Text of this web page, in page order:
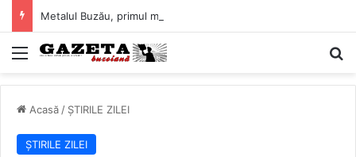
Mediu
Acasă / ȘTIRILE ZILEI
ȘTIRILE ZILEI